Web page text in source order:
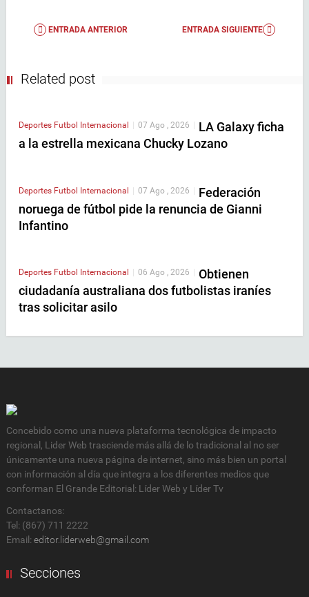
ENTRADA ANTERIOR ENTRADA SIGUIENTE
Related post
Deportes Futbol Internacional 07 Ago , 2026
LA Galaxy ficha
a la estrella mexicana Chucky Lozano
Deportes Futbol Internacional | 07 Ago , 2026 | Federación
noruega de fútbol pide la renuncia de Gianni
Infantino
Deportes Futbol Internacional 06 Ago , 2026
Obtienen
ciudadanía australiana dos futbolistas iraníes
tras solicitar asilo
Concebido como una nueva plataforma tecnológica de impacto
regional, Lider Web trasciende más allá de lo tradicional al no ser
únicamente una nueva página de internet, sino más bien un portal
con información al día que integra a los diferentes medios que
conforman El Grande Editorial: Líder Web y Líder Tv
Contactanos:
Tel: (867) 711 2222
Email: editor.liderweb@gmail.com
Secciones